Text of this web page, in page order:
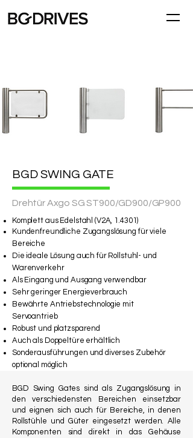
BGD SWING GATE
Drehtür Axgo SG ST900/GD900/GP900
Komplett aus Edelstahl (V2A, 1.4301)
Kundenfreundliche Zugangslösung für viele
Bereiche
Die ideale Lösung auch für Rollstuhl- und
Warenverkehr
Als Eingang und Ausgang verwendbar
Sehr geringer Energieverbrauch
Bewährte Antriebstechnologie mit
Servoantrieb
Robust und platzsparend
Auch als Doppeltüre erhältlich
Sonderausführungen und diverses Zubehör
optional möglich
BGD Swing Gates sind als Zugangslösung in
den verschiedensten Bereichen einsetzbar
und eignen sich auch für Bereiche, in denen
Rollstühle und Güter eingesetzt werden. Alle
Komponenten sind direkt in das Gehäuse